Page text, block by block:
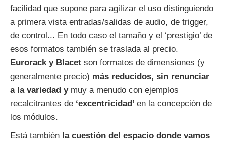
facilidad que supone para agilizar el uso distinguiendo
a primera vista entradas/salidas de audio, de trigger,
de control... En todo caso el tamaño y el ‘prestigio’ de
esos formatos también se traslada al precio.
Eurorack y Blacet son formatos de dimensiones (y
generalmente precio) más reducidos, sin renunciar
a la variedad ymuy a menudo con ejemplos
recalcitrantes de ‘excentricidad’ en la concepción de
los módulos.
Está también la cuestión del espacio donde vamos